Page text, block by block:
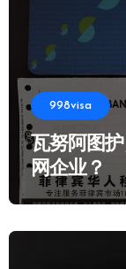
998visa
瓦努阿图
网企业？